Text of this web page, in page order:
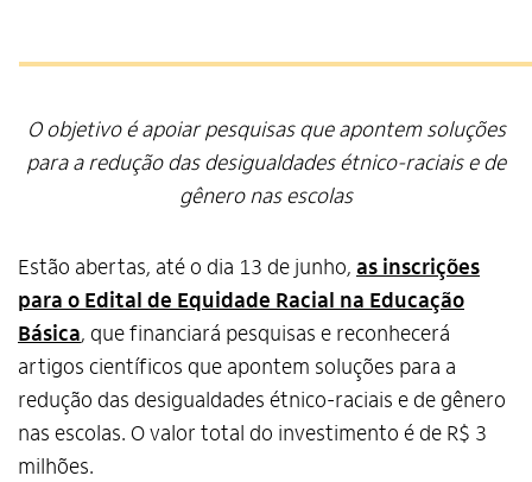
O objetivo é apoiar pesquisas que apontem soluções
para a redução das desigualdades étnico-raciais e de
gênero nas escolas
Estão abertas, até o dia 13 de junho, as inscrições
para o Edital de Equidade Racial na Educação
Básica, que financiará pesquisas e reconhecerá
artigos científicos que apontem soluções para a
redução das desigualdades étnico-raciais e de gênero
nas escolas. O valor total do investimento é de R$ 3
milhões.